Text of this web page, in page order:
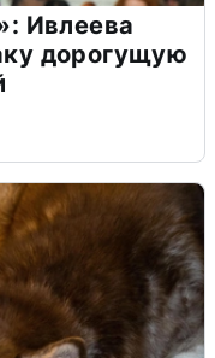
Ивлеева
дорогущую